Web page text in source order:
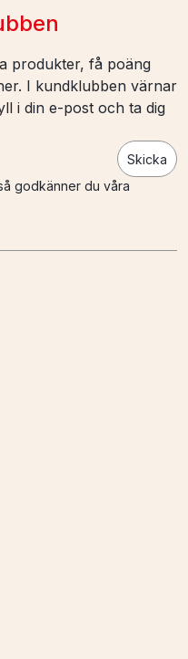
produkter, få poäng
I kundklubben värnar
i din e-post och ta dig
Skicka
godkänner du våra